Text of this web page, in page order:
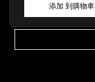
添加 到購物車